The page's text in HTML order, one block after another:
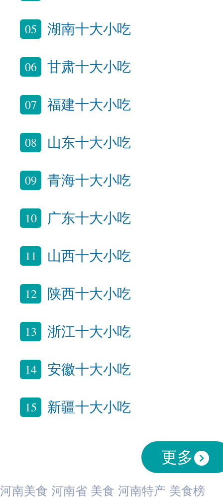
05 湖南十大小吃
06 甘肃十大小吃
07 福建十大小吃
08 山东十大小吃
09 青海十大小吃
10 广东十大小吃
11 山西十大小吃
12 陕西十大小吃
13 浙江十大小吃
14 安徽十大小吃
15 新疆十大小吃
更多
河南美食 河南省 美食 河南特产 美食榜